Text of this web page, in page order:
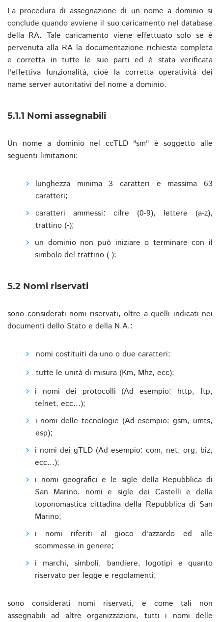
La procedura di assegnazione di un nome a dominio si
conclude quando avviene il suo caricamento nel database
della RA. Tale caricamento viene effettuato solo se è
pervenuta alla RA la documentazione richiesta completa
e corretta in tutte le sue parti ed è stata verificata
l'effettiva funzionalità, cioè la corretta operatività dei
name server autoritativi del nome a dominio.
5.1.1 Nomi assegnabili
Un nome a dominio nel ccTLD "sm" è soggetto alle
seguenti limitazioni:
lunghezza minima 3 caratteri e massima 63
caratteri;
caratteri ammessi: cifre (0-9), lettere (a-z),
trattino (-);
un dominio non può iniziare o terminare con il
simbolo del trattino (-);
5.2 Nomi riservati
sono considerati nomi riservati, oltre a quelli indicati nei
documenti dello Stato e della N.A.:
nomi costituiti da uno o due caratteri;
tutte le unità di misura (Km, Mhz, ecc);
i nomi dei protocolli (Ad esempio: http, ftp,
telnet, ecc...);
i nomi delle tecnologie (Ad esempio: gsm, umts,
esp);
i nomi dei gTLD (Ad esempio: com, net, org, biz,
ecc...);
i nomi geografici e le sigle della Repubblica di
San Marino, nomi e sigle dei Castelli e della
toponomastica cittadina della Repubblica di San
Marino;
i nomi riferiti al gioco d'azzardo ed alle
scommesse in genere;
i marchi, simboli, bandiere, logotipi e quanto
riservato per legge e regolamenti;
sono considerati nomi riservati, e come tali non
assegnabili ad altre organizzazioni, tutti i nomi delle